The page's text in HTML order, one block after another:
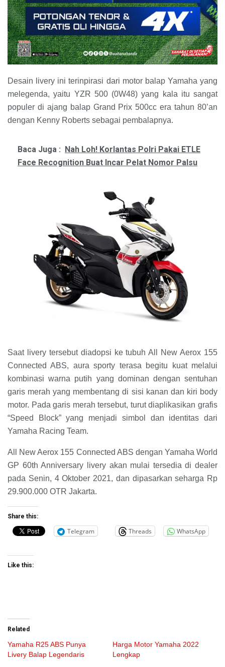
Desain livery ini terinpirasi dari motor balap Yamaha yang
melegenda, yaitu YZR 500 (0W48) yang kala itu sangat
populer di ajang balap Grand Prix 500cc era tahun 80’an
dengan Kenny Roberts sebagai pembalapnya.
Baca Juga : Nah Loh! Korlantas Polri Pakai ETLE
Face Recognition Buat Incar Pelat Nomor Palsu
Saat livery tersebut diadopsi ke tubuh All New Aerox 155
Connected ABS, aura sporty terasa begitu kuat melalui
kombinasi warna putih yang dominan dengan sentuhan
garis merah yang membentang di sisi kanan dan kiri body
motor. Pada garis merah tersebut, turut diaplikasikan grafis
“Speed Block” yang menjadi simbol dan identitas dari
Yamaha Racing Team.
All New Aerox 155 Connected ABS dengan Yamaha World
GP 60th Anniversary livery akan mulai tersedia di dealer
pada Senin, 4 Oktober 2021, dan dipasarkan seharga Rp
29.900.000 OTR Jakarta.
Share this:
Telegram Threads WhatsApp
Like this:
Related
Yamaha R25 ABS Punya
Livery Balap Legendaris
Harga Motor Yamaha 2022
Lengkap